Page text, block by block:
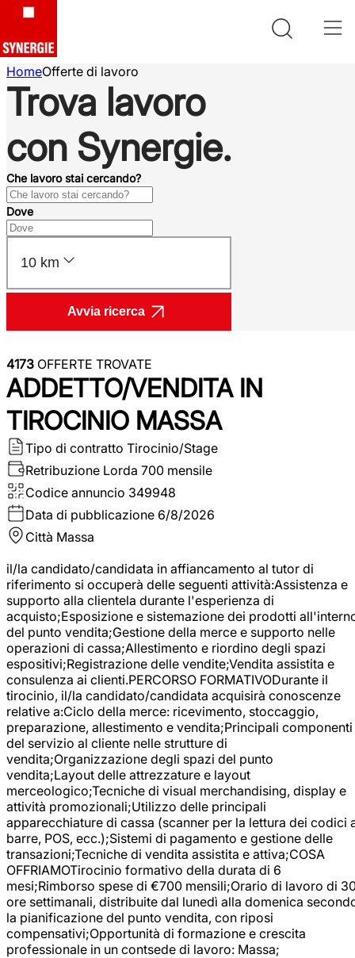
HomeOfferte di lavoro
Trova lavoro
con Synergie.
Che lavoro stai cercando?
Dove
10 km
Avvia ricerca
4173 OFFERTE TROVATE
ADDETTO/VENDITA IN
TIROCINIO MASSA
Tipo di contratto Tirocinio/Stage
Retribuzione Lorda 700 mensile
Codice annuncio 349948
Data di pubblicazione 6/8/2026
Città Massa
il/la candidato/candidata in affiancamento al tutor di
riferimento si occuperà delle seguenti attività:Assistenza e
supporto alla clientela durante l'esperienza di
acquisto;Esposizione e sistemazione dei prodotti
del punto vendita;Gestione della merce e supporto nelle
operazioni di cassa;Allestimento e riordino degli spazi
espositivi;Registrazione delle vendite;Vendita assistita e
consulenza ai clienti.PERCORSO FORMATIVODurante il
tirocinio, il/la candidato/candidata acquisirà conoscenze
relative a:Ciclo della merce: ricevimento, stoccaggio,
preparazione, allestimento e vendita;Principali componenti
del servizio al cliente nelle strutture di
vendita;Organizzazione degli spazi del punto
vendita;Layout delle attrezzature e layout
merceologico;Tecniche di visual merchandising, display e
attività promozionali;Utilizzo delle principali
apparecchiature di cassa (scanner per la lettura dei codici
barre, POS, ecc.);Sistemi di pagamento e gestione delle
transazioni;Tecniche di vendita assistita e attiva;COSA
OFFRIAMOTirocinio formativo della durata di 6
mesi;Rimborso spese di €700 mensili;Orario di lavoro di
ore settimanali, distribuite dal lunedì alla domenica
la pianificazione del punto vendita, con riposi
compensativi;Opportunità di formazione e crescita
professionale in un contsede di lavoro: Massa;